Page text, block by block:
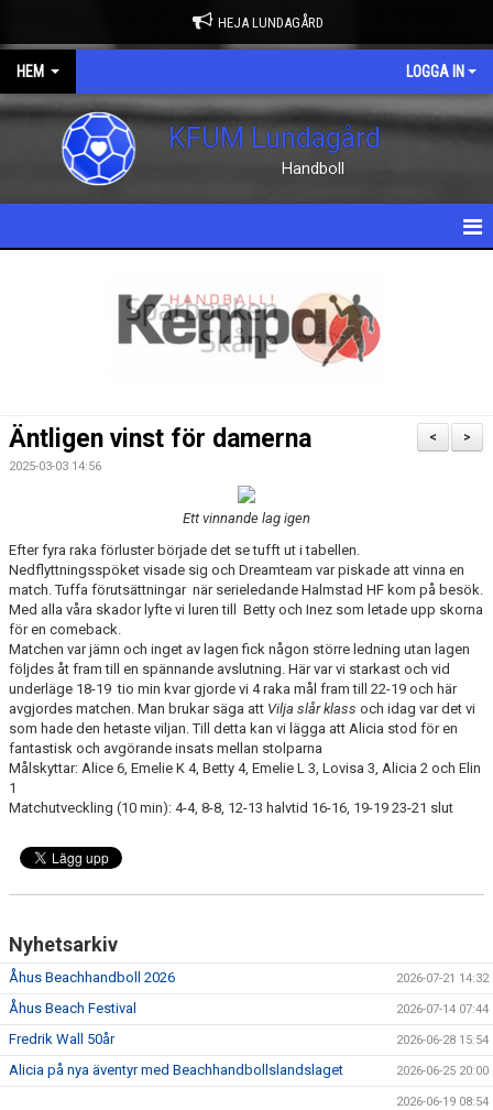
HEJA LUNDAGÅRD
HEM LOGGA IN
KFUM Lundagård
Handboll
KALENDER
DOKUMENT
VÅRA LAG/TRÄNARE
KLUBBSHOP
MATCHER
GUNNESBOHALLEN
FRITIDSKORTET
>
<
Äntligen vinst för damerna
2025-03-03 14:56
Ett vinnande lag igen
Efter fyra raka förluster började det se tufft ut i tabellen.
Nedflyttningsspöket visade sig och Dreamteam var piskade att vinna en
match. Tuffa förutsättningar när serieledande Halmstad HF kom på besök.
Med alla våra skador lyfte vi luren till Betty och Inez som letade upp skorna
för en comeback.
Matchen var jämn och inget av lagen fick någon större ledning utan lagen
följdes åt fram till en spännande avslutning. Här var vi starkast och vid
underläge 18-19 tio min kvar gjorde vi 4 raka mål fram till 22-19 och här
avgjordes matchen. Man brukar säga att Vilja slår klass och idag var det vi
som hade den hetaste viljan. Till detta kan vi lägga att Alicia stod för en
fantastisk och avgörande insats mellan stolparna
Målskyttar: Alice 6, Emelie K 4, Betty 4, Emelie L 3, Lovisa 3, Alicia 2 och Elin
1
Matchutveckling (10 min): 4-4, 8-8, 12-13 halvtid 16-16, 19-19 23-21 slut
Nyhetsarkiv
Åhus Beachhandboll 2026 2026-07-21 14:32
Åhus Beach Festival 2026-07-14 07:44
Fredrik Wall 50år 2026-06-28 15:54
Alicia på nya äventyr med Beachhandbollslandslaget 2026-06-25 20:00
2026-06-19 08:54